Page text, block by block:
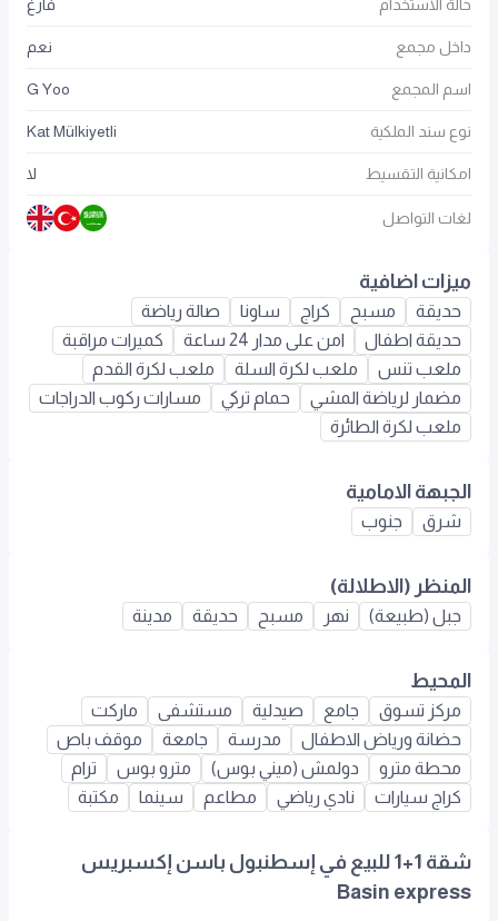
حالة الاستخدام فارغ
داخل مجمع نعم
اسم المجمع G Yoo
نوع سند الملكية Kat Mülkiyetli
امكانية التقسيط لا
لغات التواصل
ميزات اضافية
حديقة مسبح كراج ساونا
صالة رياضة
حديقة اطفال
امن على مدار 24 ساعة
كميرات مراقبة
ملعب تنس
ملعب لكرة السلة
ملعب لكرة القدم
مضمار لرياضة المشي
حمام تركي
مسارات ركوب الدراجات
ملعب لكرة الطائرة
الجبهة الامامية
شرق جنوب
المنظر (الاطلالة)
جبل (طبيعة) نهر مسبح حديقة مدينة
المحيط
مركز تسوق جامع صيدلية مستشفى
ماركت
حضانة ورياض الاطفال
مدرسة جامعة
موقف باص
محطة مترو
دولمش (ميني بوس) مترو بوس
ترام
كراج سيارات
نادي رياضي مطاعم سينما مكتبة
شقة 1+1 للبيع في إسطنبول باسن إكسبريس
Basin express